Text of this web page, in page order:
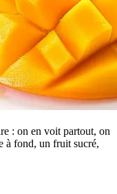
: on en voit partout, on
à fond, un fruit sucré,